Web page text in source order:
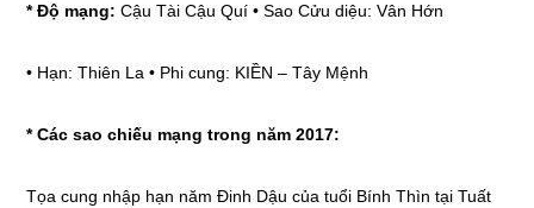
* Độ mạng: Cậu Tài Cậu Quí • Sao Cửu diệu: Vân Hớn
• Hạn: Thiên La • Phi cung: KIỀN – Tây Mệnh
* Các sao chiếu mạng trong năm 2017:
Tọa cung nhập hạn năm Đinh Dậu của tuổi Bính Thìn tại Tuất